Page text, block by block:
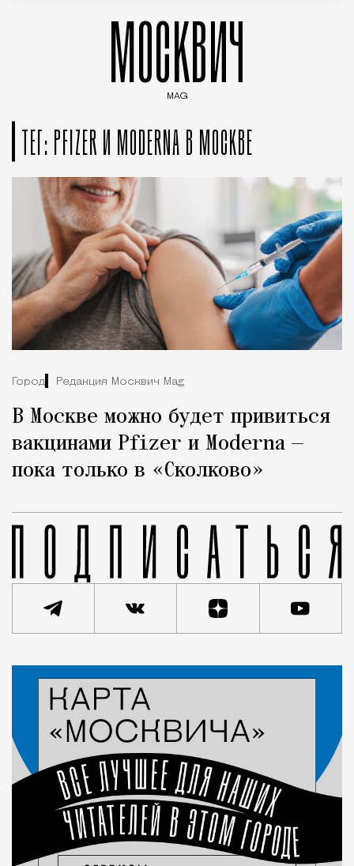
МОСКВИЧ
MAG
ТЕГ: PFIZER И MODERNA В МОСКВЕ
Город Редакция Москвич Mag
В Москве можно будет привиться
вакцинами Pfizer и Moderna —
пока только в «Сколково»